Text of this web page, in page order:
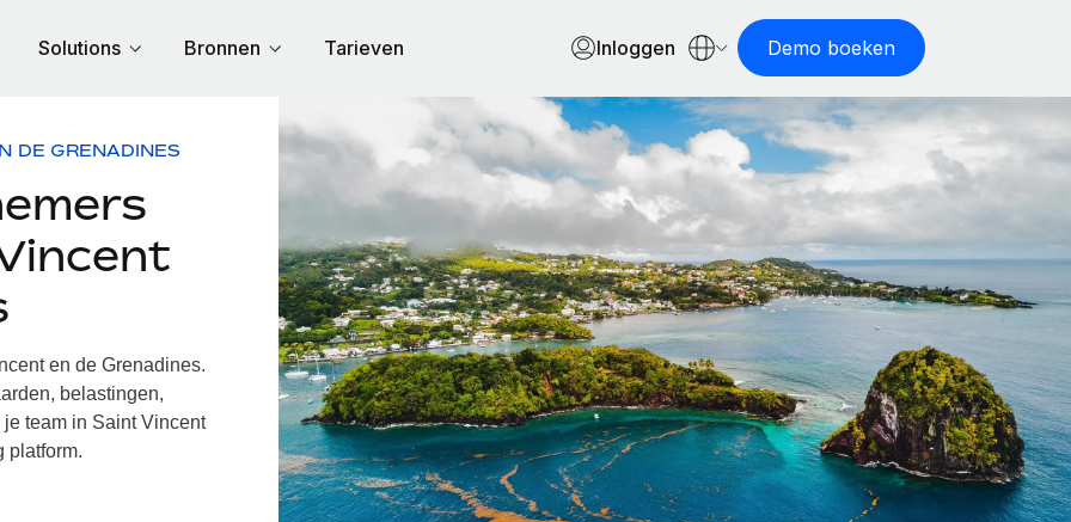
Solutions Bronnen Tarieven Inloggen Demo boeken
DE GRENADINES
en de Grenadines.
belastingen,
team in Saint Vincent
platform.